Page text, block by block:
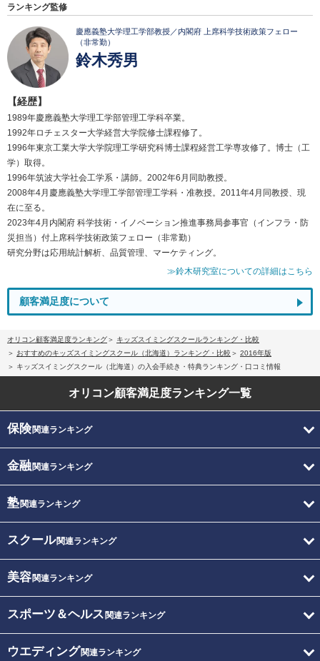
ランキング監修
慶應義塾大学理工学部教授／内閣府 上席科学技術政策フェロー
（非常勤）
鈴木秀男
【経歴】
1989年慶應義塾大学理工学部管理工学科卒業。
1992年ロチェスター大学経営大学院修士課程修了。
1996年東京工業大学大学院理工学研究科博士課程経営工学専攻修了。博士（工
学）取得。
1996年筑波大学社会工学系・講師。2002年6月同助教授。
2008年4月慶應義塾大学理工学部管理工学科・准教授。2011年4月同教授、現
在に至る。
2023年4月内閣府 科学技術・イノベーション推進事務局参事官（インフラ・防
災担当）付上席科学技術政策フェロー（非常勤）
研究分野は応用統計解析、品質管理、マーケティング。
≫鈴木研究室についての詳細はこちら
顧客満足度について
オリコン顧客満足度ランキング
キッズスイミングスクールランキング・比較
おすすめのキッズスイミングスクール（北海道）ランキング・比較
2016年版
キッズスイミングスクール（北海道）の入会手続き・特典ランキング・口コミ情報
オリコン顧客満足度ランキング一覧
保険関連ランキング
金融関連ランキング
塾関連ランキング
スクール関連ランキング
美容関連ランキング
スポーツ＆ヘルス 関連ランキング
ウエディング関連ランキング